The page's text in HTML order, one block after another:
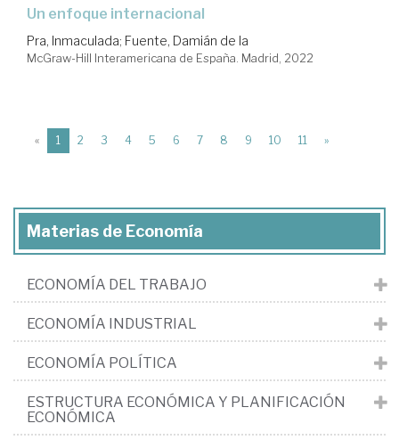
un enfoque internacional
Pra, Inmaculada; Fuente, Damián de la
McGraw-Hill Interamericana de España. Madrid, 2022
« 1 (current)
2 3 4 5 6 7 8 9 10 11 »
Materias de Economía
ECONOMÍA DEL TRABAJO
ECONOMÍA INDUSTRIAL
ECONOMÍA POLÍTICA
ESTRUCTURA ECONÓMICA Y PLANIFICACIÓN
ECONÓMICA